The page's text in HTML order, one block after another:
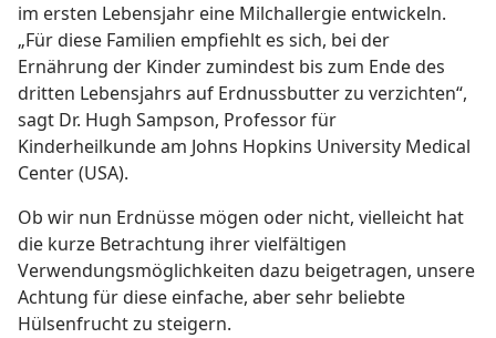
im ersten Lebensjahr eine Milchallergie entwickeln.
„Für diese Familien empfiehlt es sich, bei der
Ernährung der Kinder zumindest bis zum Ende des
dritten Lebensjahrs auf Erdnussbutter zu verzichten“,
sagt Dr. Hugh Sampson, Professor für
Kinderheilkunde am Johns Hopkins University Medical
Center (USA).
Ob wir nun Erdnüsse mögen oder nicht, vielleicht hat
die kurze Betrachtung ihrer vielfältigen
Verwendungsmöglichkeiten dazu beigetragen, unsere
Achtung für diese einfache, aber sehr beliebte
Hülsenfrucht zu steigern.